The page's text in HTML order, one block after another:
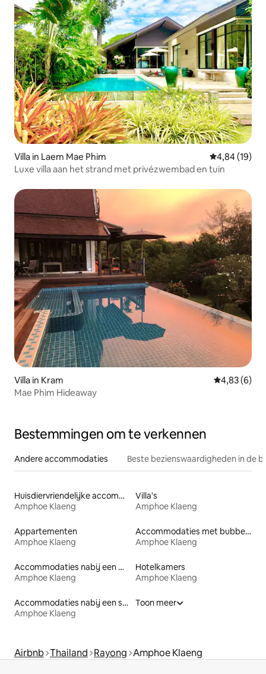
Villa in Laem Mae Phim Gemiddelde
4,84 (19)
Luxe villa aan het strand met privézwembad en tuin
Villa in Kram Gemiddelde
4,83 (6)
Mae Phim Hideaway
Bestemmingen om te verkennen
Andere accommodaties Beste bezienswaardigheden in de
Huisdiervriendelijke accommodaties
Amphoe Klaeng
Villa's
Amphoe Klaeng
Appartementen
Amphoe Klaeng
Accommodaties met bubbelbad
Amphoe Klaeng
Accommodaties nabij een meer
Amphoe Klaeng
Hotelkamers
Amphoe Klaeng
Accommodaties nabij een strand
Amphoe Klaeng
Toon meer
Airbnb Thailand Rayong Amphoe Klaeng